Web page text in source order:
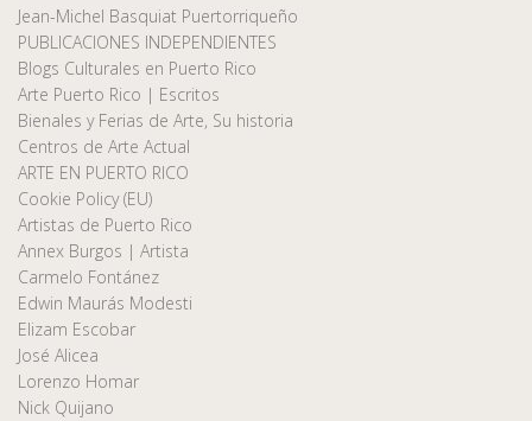
Jean-Michel Basquiat Puertorriqueño
PUBLICACIONES INDEPENDIENTES
Blogs Culturales en Puerto Rico
Arte Puerto Rico | Escritos
Bienales y Ferias de Arte, Su historia
Centros de Arte Actual
ARTE EN PUERTO RICO
Cookie Policy (EU)
Artistas de Puerto Rico
Annex Burgos | Artista
Carmelo Fontánez
Edwin Maurás Modesti
Elizam Escobar
José Alicea
Lorenzo Homar
Nick Quijano